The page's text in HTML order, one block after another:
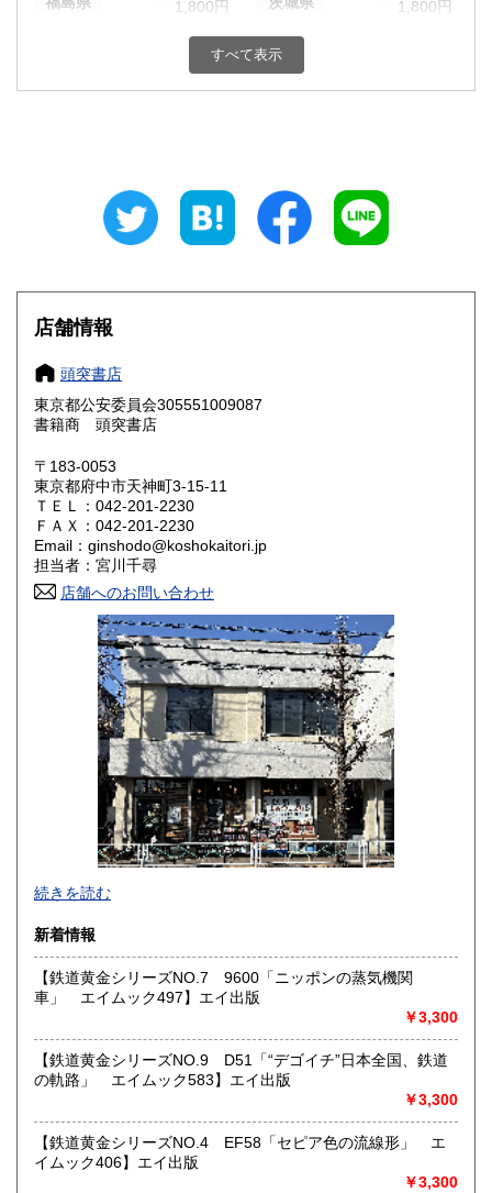
1,800円 1,800円
1,800円 群馬県
埼玉県 千葉県
1,800円 富山県
1,800円 福井県
1,800円 1,800円
岐阜県
愛知県
滋賀県
大阪府 1,800円
奈良県 1,800円
鳥取県
1,800円 広島県
1,800円 徳島県
1,800円 愛媛県
1,800円 福岡県
1,800円 長崎県
1,800円 大分県
宮崎県
沖縄県
すべて表示
店舗情報
頭突書店
東京都公安委員会305551009087
書籍商 頭突書店
〒183-0053
東京都府中市天神町3-15-11
ＴＥＬ：042-201-2230
ＦＡＸ：042-201-2230
Email：ginshodo@koshokaitori.jp
担当者：宮川千尋
店舗へのお問い合わせ
東京都では「銀装堂」として営業しております。
基本的には同じ書店となります。
★★ご質問、ご要望はご注文前にお問合せ下さい。★★
★★電話・FAXでの在庫、状態確認及びご注文には対応しま
せん。
すべての方にメールでのお問い合わせを御案内してい
★★メールでのお問い合わせは、用件のみの場合スパムメー
ルと判断して返信いたしません。お名前もお願いいたしま
沿線名：★★電話・FAXでの在庫、状態確認及びご注文には
対応しません。お電話を頂いてもすべての方にメールでのお
続きを読む
新着情報
【鉄道黄金シリーズNO.7 9600「ニッポンの蒸気機関
車」 エイムック497】エイ出版
￥3,300
【鉄道黄金シリーズNO.9 D51「“デゴイチ”日本全国、鉄道
の軌路」 エイムック583】エイ出版
￥3,300
【鉄道黄金シリーズNO.4 EF58「セピア色の流線形」 エ
イムック406】エイ出版
￥3,300